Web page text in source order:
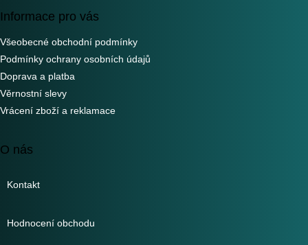
Informace pro vás
Všeobecné obchodní podmínky
Podmínky ochrany osobních údajů
Doprava a platba
Věrnostní slevy
Vrácení zboží a reklamace
O nás
Kontakt
Hodnocení obchodu